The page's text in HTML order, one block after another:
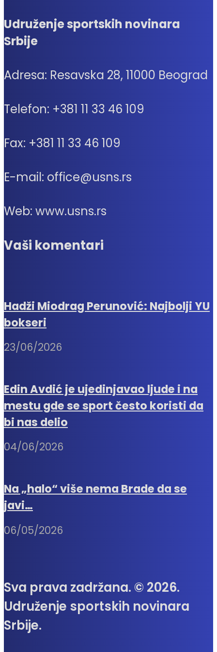
Udruženje sportskih novinara
Srbije
Adresa: Resavska 28, 11000 Beograd
Telefon: +381 11 33 46 109
Fax: +381 11 33 46 109
E-mail: office@usns.rs
Web: www.usns.rs
Vaši komentari
Hadži Miodrag Perunović: Najbolji YU
bokseri
23/06/2026
Edin Avdić je ujedinjavao ljude i na
mestu gde se sport često koristi da
bi nas delio
04/06/2026
Na „halo“ više nema Brade da se
javi…
06/05/2026
Sva prava zadržana. © 2026.
Udruženje sportskih novinara
Srbije.